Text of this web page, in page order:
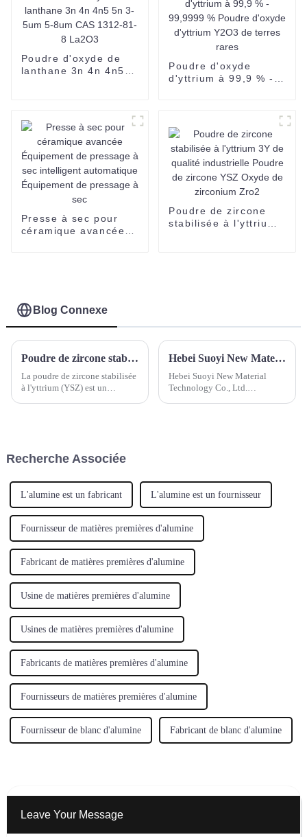
pureté lanthane
métal 99,9% pureté
Poudre d'oxyde de
lanthane 3n 4n 4n5
Poudre d'oxyde
d'yttrium à 99,9 % -
Y2O3 de terres rares
Presse à sec pour
céramique avancée
pressage à sec
Poudre de zircone
stabilisée à l'yttrium
Blog Connexe
Poudre de zircone stabilisée à l'yttrium (YSZ)
La poudre de zircone stabilisée
à l'yttrium (YSZ) est un
stabiliser la structure
Hebei Suoyi New Material Technology Co., Ltd. Participez au salon Ceramitec Allemagne 2024
Hebei Suoyi New Material
Technology Co., Ltd.
Recherche Associée
L'alumine est un fabricant L'alumine est un fournisseur
Fournisseur de matières premières d'alumine
Fabricant de matières premières d'alumine
Usine de matières premières d'alumine
Usines de matières premières d'alumine
Fabricants de matières premières d'alumine
Fournisseurs de matières premières d'alumine
Fournisseur de blanc d'alumine Fabricant de blanc d'alumine
Leave Your Message